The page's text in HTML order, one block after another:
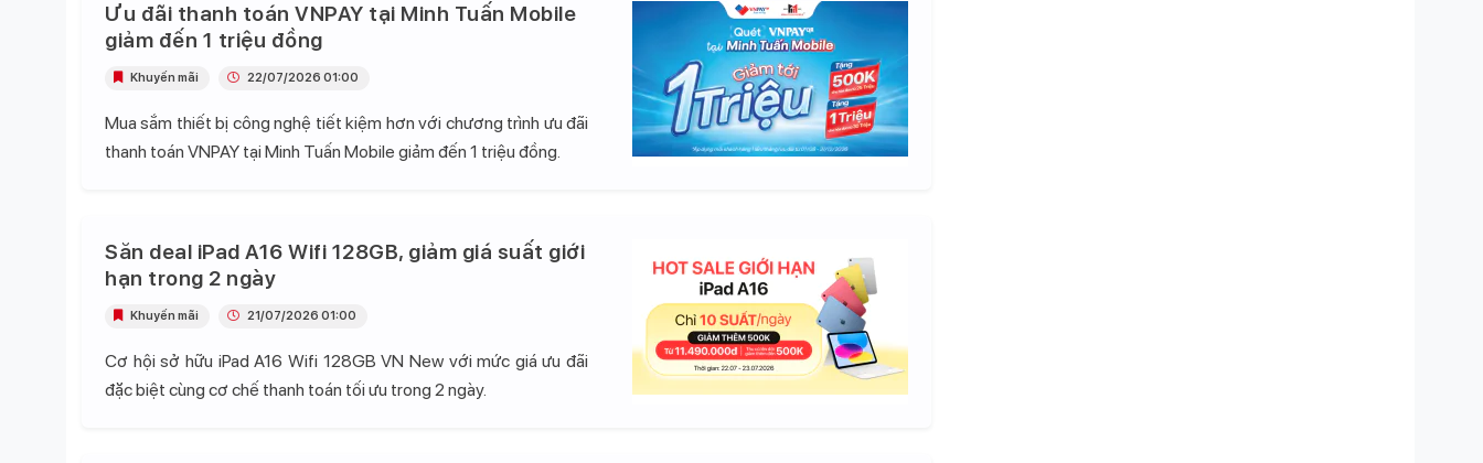
Ưu đãi thanh toán VNPAY tại Minh Tuấn Mobile
giảm đến 1 triệu đồng
Mua sắm thiết bị công nghệ tiết kiệm hơn với chương trình ưu đãi
thanh toán VNPAY tại Minh Tuấn Mobile giảm đến 1 triệu đồng.
Khuyến mãi 22/07/2026 01:00
Săn deal iPad A16 Wifi 128GB, giảm giá suất giới
hạn trong 2 ngày
Cơ hội sở hữu iPad A16 Wifi 128GB VN New với mức giá ưu đãi
đặc biệt cùng cơ chế thanh toán tối ưu trong 2 ngày.
Khuyến mãi 21/07/2026 01:00